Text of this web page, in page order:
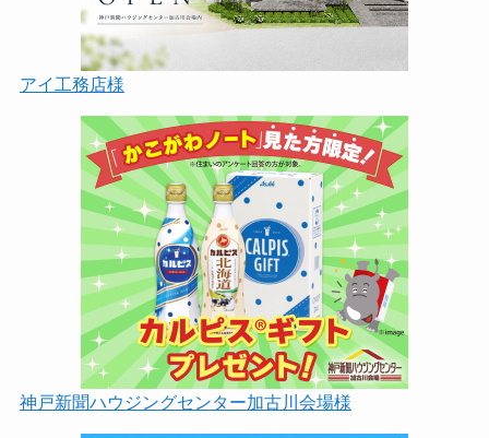
アイ工務店様
神戸新聞ハウジングセンター加古川会場様